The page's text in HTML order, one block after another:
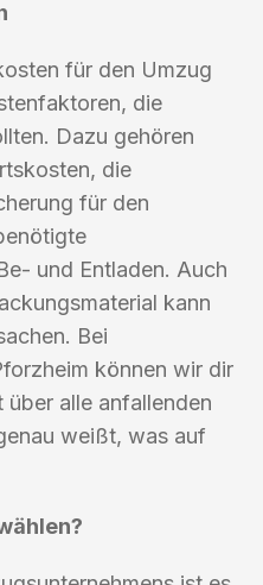
für den Umzug
die
Dazu gehören
die
für den
und Entladen. Auch
kann
Bei
können wir dir
alle anfallenden
weißt, was auf